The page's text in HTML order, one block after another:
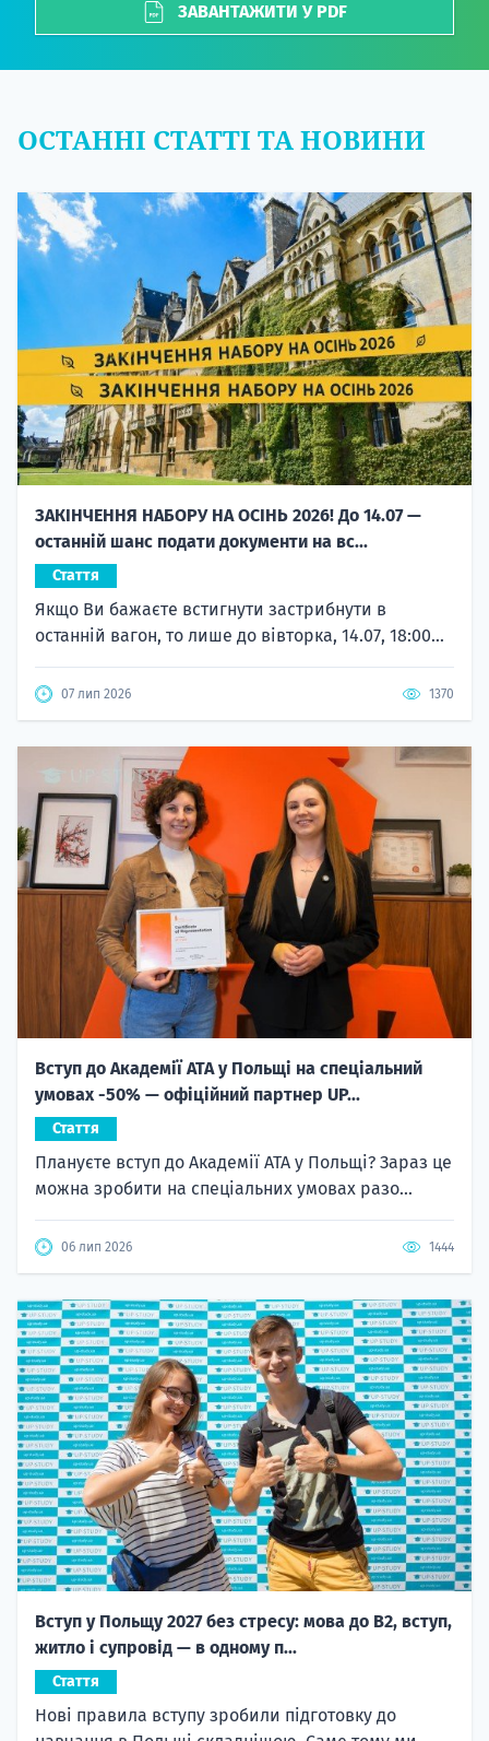
ЗАВАНТАЖИТИ У PDF
ОСТАННІ СТАТТІ ТА НОВИНИ
ЗАКІНЧЕННЯ НАБОРУ НА ОСІНЬ 2026! До 14.07 —
останній шанс подати документи на вс...
Стаття
Якщо Ви бажаєте встигнути застрибнути в
останній вагон, то лише до вівторка, 14.07, 18:00...
07 лип 2026 1370
Вступ до Академії ATA у Польщі на спеціальний
умовах -50% — офіційний партнер UP...
Стаття
Плануєте вступ до Академії ATA у Польщі? Зараз це
можна зробити на спеціальних умовах разо...
06 лип 2026 1444
Вступ у Польщу 2027 без стресу: мова до B2, вступ,
житло і супровід — в одному п...
Стаття
Нові правила вступу зробили підготовку до